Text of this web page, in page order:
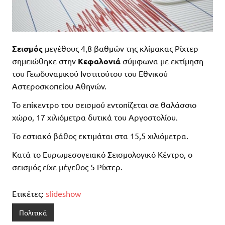
Σεισμός μεγέθους 4,8 βαθμών της κλίμακας Ρίχτερ
σημειώθηκε στην Κεφαλονιά σύμφωνα με εκτίμηση
του Γεωδυναμικού Ινστιτούτου του Εθνικού
Αστεροσκοπείου Αθηνών.
Το επίκεντρο του σεισμού εντοπίζεται σε θαλάσσιο
χώρο, 17 χιλιόμετρα δυτικά του Αργοστολίου.
Το εστιακό βάθος εκτιμάται στα 15,5 χιλιόμετρα.
Κατά το Ευρωμεσογειακό Σεισμολογικό Κέντρο, ο
σεισμός είχε μέγεθος 5 Ρίχτερ.
Ετικέτες: slideshow
Πολιτικά